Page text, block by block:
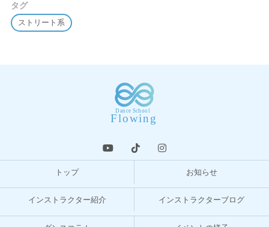
タグ
ストリート系
トップ お知らせ
インストラクター紹介 インストラクターブログ